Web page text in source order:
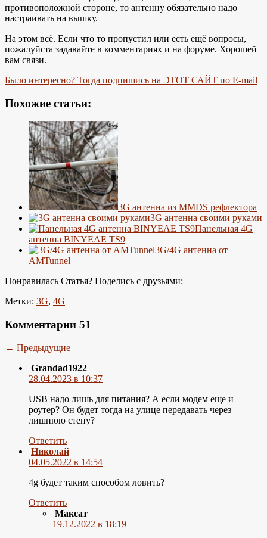
противоположной стороне, то антенну обязательно надо
настраивать на вышку.
На этом всё. Если что то пропустил или есть ещё вопросы,
пожалуйста задавайте в комментариях и на форуме. Хорошей
вам связи.
Было интересно? Тогда подпишись на ЭТОТ САЙТ по E-mail
Похожие статьи:
3G антенна из MMDS рефлектора
3G антенна своими руками
Панельная 4G
антенна BINYEAE TS9
3G/4G антенна от
AMTunnel
Понравилась Статья? Поделись с друзьями:
Метки: 3G, 4G
Комментарии 51
← Предыдущие
Grandad1922
28.04.2023 в 10:37
USB надо лишь для питания? А если модем еще и
роутер? Он будет тогда на улице передавать через
лишнюю стену?
Ответить
Николай
04.05.2022 в 14:54
4g будет таким способом ловить?
Ответить
Максат
19.12.2022 в 18:19